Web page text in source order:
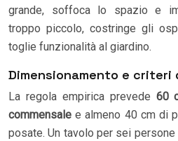
grande, soffoca lo spazio e
troppo piccolo, costringe gli
toglie funzionalità al giardino.
Dimensionamento e criteri
La regola empirica prevede 60
commensale e almeno 40 cm di
posate. Un tavolo per sei